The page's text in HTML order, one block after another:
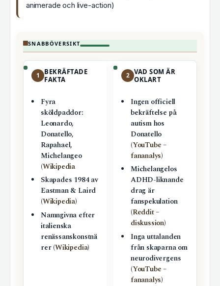
animerade och live-action)
SNABBÖVERSIKT
1
BEKRÄFTADE
FAKTA
Fyra
sköldpaddor:
Leonardo,
Donatello,
Rapahael,
Michelangeo
(Wikipedia
Skapades 1984 av
Eastman & Laird
(Wikipedia)
Namngivna efter
italienska
renässanskonstnä
rer (Wikipedia)
2 VAD SOM ÄR
OKLART
Ingen officiell
bekräftelse på
autism hos
Donatello
(YouTube –
fananalys)
Michelangelos
ADHD-liknande
drag är
fanspekulation
(Reddit –
diskussion)
Inga uttalanden
från skaparna om
neurodivergens
(YouTube –
fananalys)